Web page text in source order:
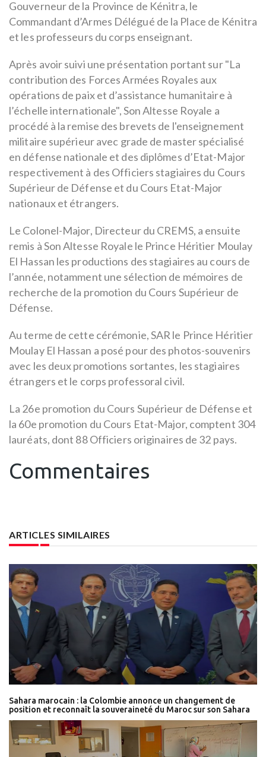
Gouverneur de la Province de Kénitra, le
Commandant d’Armes Délégué de la Place de Kénitra
et les professeurs du corps enseignant.
Après avoir suivi une présentation portant sur "La
contribution des Forces Armées Royales aux
opérations de paix et d’assistance humanitaire à
l’échelle internationale", Son Altesse Royale a
procédé à la remise des brevets de l'enseignement
militaire supérieur avec grade de master spécialisé
en défense nationale et des diplômes d’Etat-Major
respectivement à des Officiers stagiaires du Cours
Supérieur de Défense et du Cours Etat-Major
nationaux et étrangers.
Le Colonel-Major, Directeur du CREMS, a ensuite
remis à Son Altesse Royale le Prince Héritier Moulay
El Hassan les productions des stagiaires au cours de
l’année, notamment une sélection de mémoires de
recherche de la promotion du Cours Supérieur de
Défense.
Au terme de cette cérémonie, SAR le Prince Héritier
Moulay El Hassan a posé pour des photos-souvenirs
avec les deux promotions sortantes, les stagiaires
étrangers et le corps professoral civil.
La 26e promotion du Cours Supérieur de Défense et
la 60e promotion du Cours Etat-Major, comptent 304
lauréats, dont 88 Officiers originaires de 32 pays.
Commentaires
ARTICLES SIMILAIRES
Sahara marocain : la Colombie annonce un changement de
position et reconnaît la souveraineté du Maroc sur son Sahara